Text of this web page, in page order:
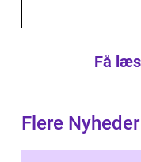
Få
Flere Nyheder